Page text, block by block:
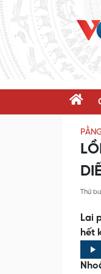
Thứ
Lai
hết
Play